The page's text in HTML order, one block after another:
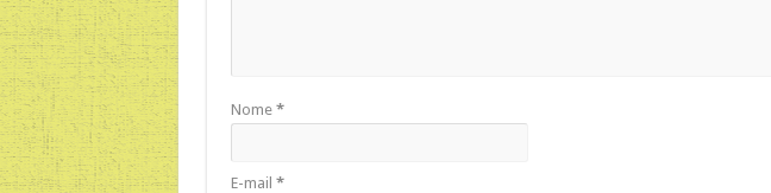
Nome *
E-mail *